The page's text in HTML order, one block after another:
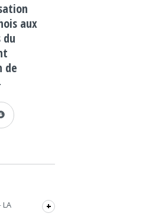
aux
du
de
LA
+